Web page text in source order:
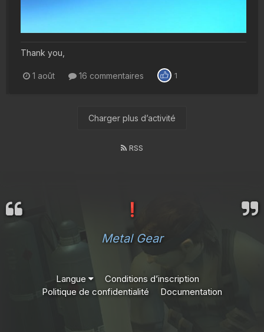
Thank you,
1 août 16 commentaires 1
Charger plus d’activité
RSS
❗
Metal Gear
Langue
Conditions d’inscription
Politique de confidentialité
Documentation